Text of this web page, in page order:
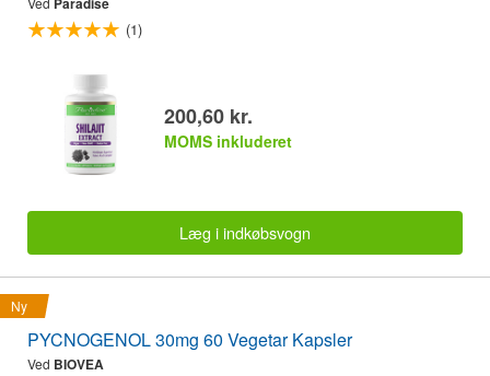
(1)
200,60 kr.
MOMS inkluderet
Læg i indkøbsvogn
Ny
PYCNOGENOL 30mg 60 Vegetar Kapsler
Ved BIOVEA